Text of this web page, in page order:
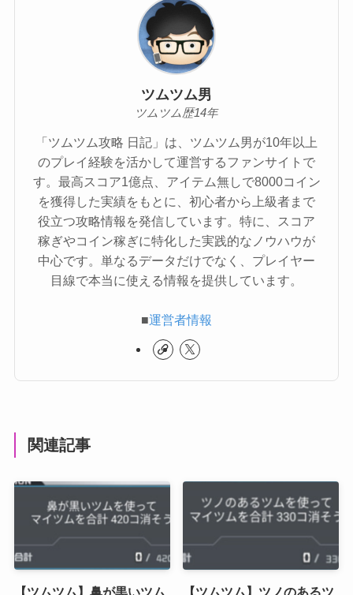
ツムツム男
ツムツム歴14年
「ツムツム攻略 日記」は、ツムツム男が10年以上
のプレイ経験を活かして運営するファンサイトで
す。最高スコア1億点、アイテム無しで8000コイン
を獲得した実績をもとに、初心者から上級者まで
役立つ攻略情報を発信しています。特に、スコア
稼ぎやコイン稼ぎに特化した実践的なノウハウが
中心です。単なるデータだけでなく、プレイヤー
目線で本当に使える情報を提供しています。
■運営者情報
関連記事
【ツムツム】鼻が黒いツム 【ツムツム】ツノのあるツ